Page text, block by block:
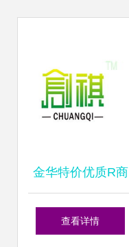
金华特价优质R商
标转让出售 助力企
查看详情